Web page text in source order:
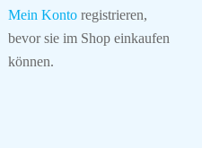
Mein Konto registrieren,
bevor sie im Shop einkaufen
können.